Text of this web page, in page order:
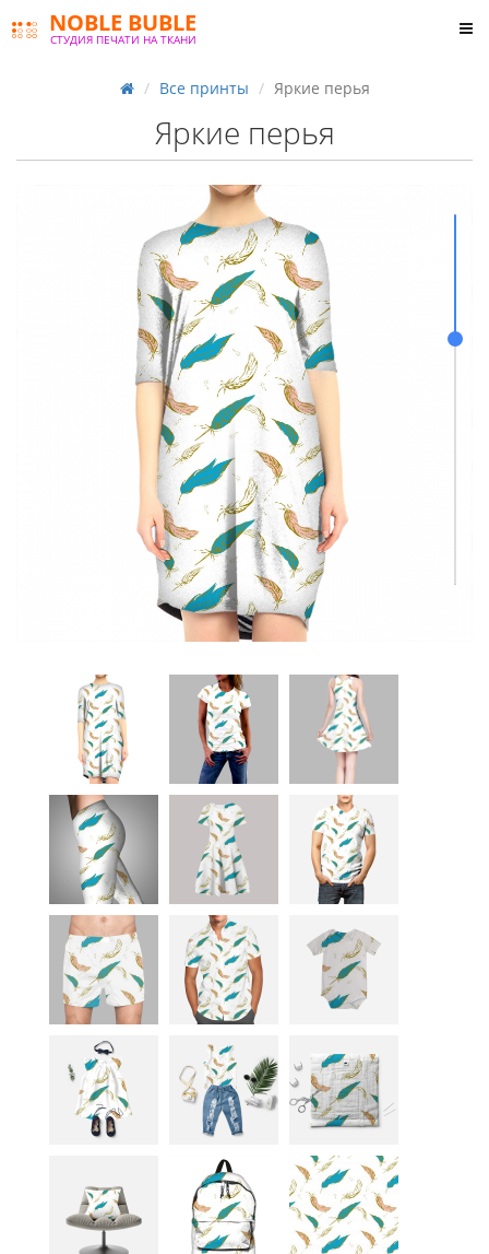
NOBLE BUBLE
СТУДИЯ ПЕЧАТИ НА ТКАНИ
Все принты Яркие перья
Яркие перья